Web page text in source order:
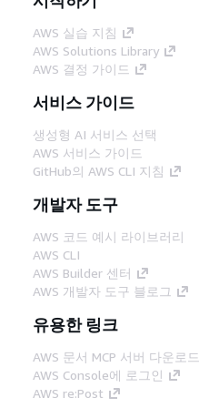
AWS 실습 지침
AWS Solutions Library
AWS 결정 가이드
서비스 가이드
생성형 AI 서비스 선택
AWS 서비스 가이드
GitHub의 AWS CLI 지침
개발자 도구
AWS 코드 예시 라이브러리
AWS CLI
AWS Builder 센터
AWS 개발자 도구 블로그
유용한 링크
AWS 문서 MCP 서버 다운로드
AWS Console에 로그인
AWS re:Post